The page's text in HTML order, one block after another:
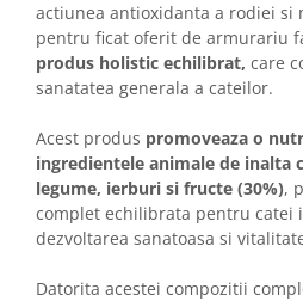
actiunea antioxidanta a rodiei si
pentru ficat oferit de armurariu
produs holistic echilibrat, care
sanatatea generala a cateilor.
Acest produs promoveaza o
ingredientele animale de inalta
legume, ierburi si fructe (30%),
complet echilibrata pentru catei
dezvoltarea sanatoasa si
Datorita acestei compozitii